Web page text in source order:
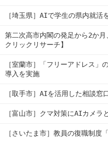
［埼玉県］AIで学生の県内就活
第二次高市内閣の発足から2か
クリックリサーチ】
［室蘭市］「フリーアドレス」
導入を実施
［取手市］AIを活用した相談窓
［富山市］クマ対策にAIカメラ
［さいたま市］教員の復職制度